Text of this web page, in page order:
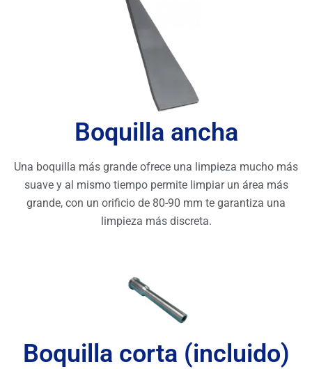
Boquilla ancha
Una boquilla más grande ofrece una limpieza mucho más
suave y al mismo tiempo permite limpiar un área más
grande, con un orificio de 80-90 mm te garantiza una
limpieza más discreta.
Boquilla corta (incluido)